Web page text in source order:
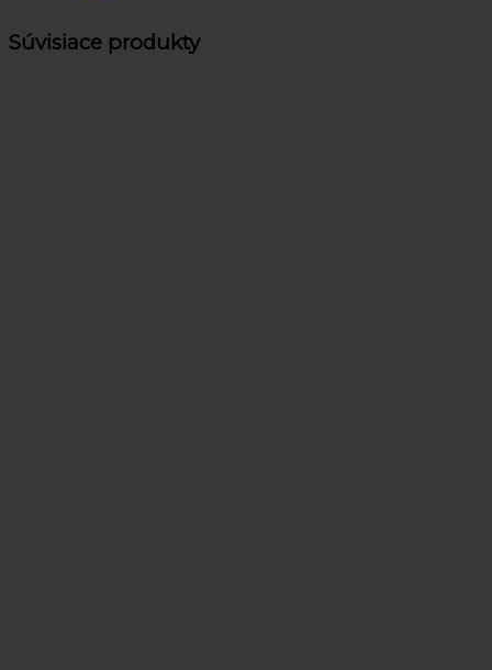
Súvisiace produkty